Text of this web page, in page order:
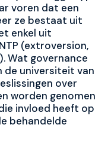
voren dat een
ze bestaat uit
enkel uit
(extroversion,
Wat governance
de universiteit van
over
worden genomen
invloed heeft op
behandelde